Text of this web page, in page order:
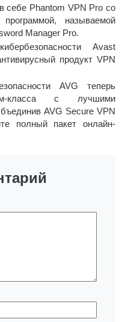
себе Phantom VPN Pro со
называемой
Manager Pro.
Avast
продукт VPN
AVG теперь
класса с лучшими
AVG Secure VPN
полный пакет онлайн-